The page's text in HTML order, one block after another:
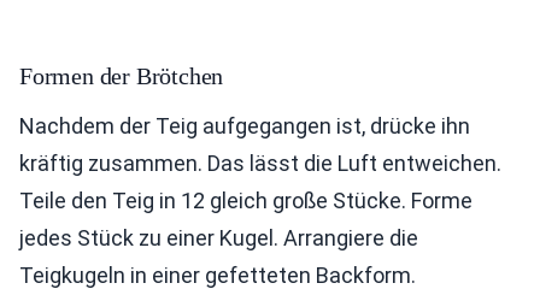
Formen der Brötchen
Nachdem der Teig aufgegangen ist, drücke ihn
kräftig zusammen. Das lässt die Luft entweichen.
Teile den Teig in 12 gleich große Stücke. Forme
jedes Stück zu einer Kugel. Arrangiere die
Teigkugeln in einer gefetteten Backform.